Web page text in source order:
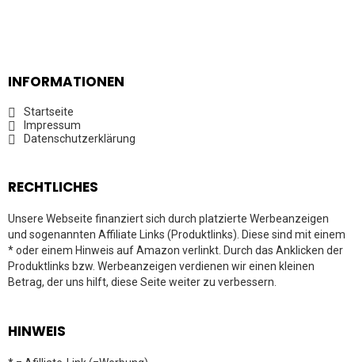
INFORMATIONEN
Startseite
Impressum
Datenschutzerklärung
RECHTLICHES
Unsere Webseite finanziert sich durch platzierte Werbeanzeigen
und sogenannten Affiliate Links (Produktlinks). Diese sind mit einem
* oder einem Hinweis auf Amazon verlinkt. Durch das Anklicken der
Produktlinks bzw. Werbeanzeigen verdienen wir einen kleinen
Betrag, der uns hilft, diese Seite weiter zu verbessern.
HINWEIS